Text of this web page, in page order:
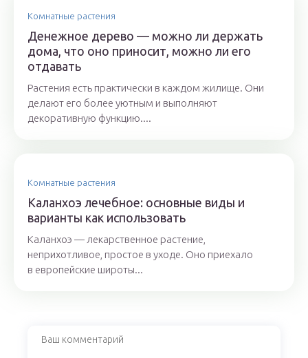
Комнатные растения
Денежное дерево — можно ли держать
дома, что оно приносит, можно ли его
отдавать
Растения есть практически в каждом жилище. Они
делают его более уютным и выполняют
декоративную функцию....
Комнатные растения
Каланхоэ лечебное: основные виды и
варианты как использовать
Каланхоэ — лекарственное растение,
неприхотливое, простое в уходе. Оно приехало
в европейские широты...